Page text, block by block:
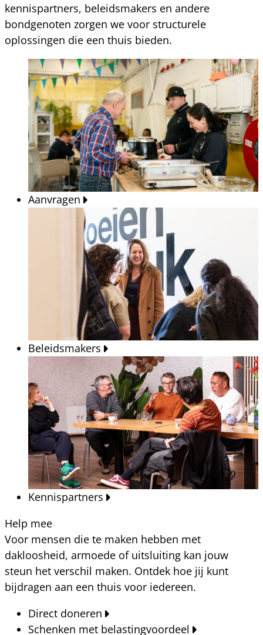
kennispartners, beleidsmakers en andere
bondgenoten zorgen we voor structurele
oplossingen die een thuis bieden.
Aanvragen
Beleidsmakers
Kennispartners
Help mee
Voor mensen die te maken hebben met
dakloosheid, armoede of uitsluiting kan jouw
steun het verschil maken. Ontdek hoe jij kunt
bijdragen aan een thuis voor iedereen.
Direct doneren
Schenken met belastingvoordeel